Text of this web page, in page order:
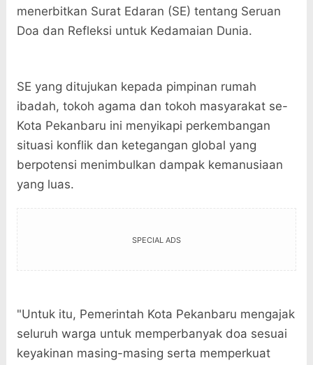
menerbitkan Surat Edaran (SE) tentang Seruan
Doa dan Refleksi untuk Kedamaian Dunia.
SE yang ditujukan kepada pimpinan rumah
ibadah, tokoh agama dan tokoh masyarakat se-
Kota Pekanbaru ini menyikapi perkembangan
situasi konflik dan ketegangan global yang
berpotensi menimbulkan dampak kemanusiaan
yang luas.
SPECIAL ADS
"Untuk itu, Pemerintah Kota Pekanbaru mengajak
seluruh warga untuk memperbanyak doa sesuai
keyakinan masing-masing serta memperkuat